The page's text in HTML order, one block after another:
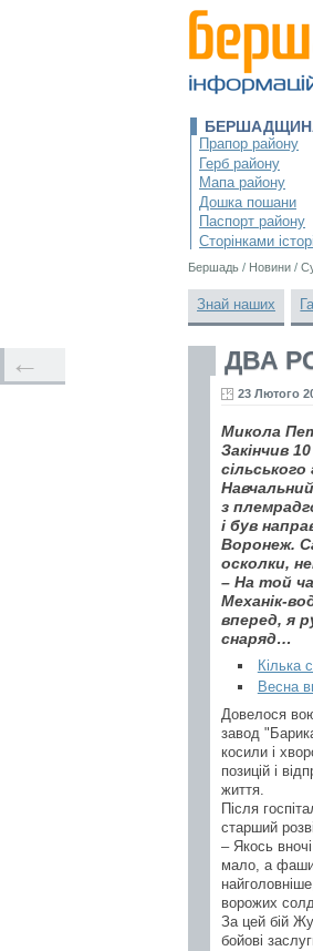
Прапор району
Герб району
Мапа району
Дошка пошани
Паспорт району
Сторінками
Бершадь / Новини /
Знай наших
ДВА
23 Лютого
Микола
Закінчив
з
і був
Воронеж.
осколки,
– На той
Механік-
вперед, я
снаряд…
Кілька
Весна
Довелося
завод
косили і
позицій і
життя.
Після
старший
– Якось
мало, а
ворожих
За цей бій
бойові
←